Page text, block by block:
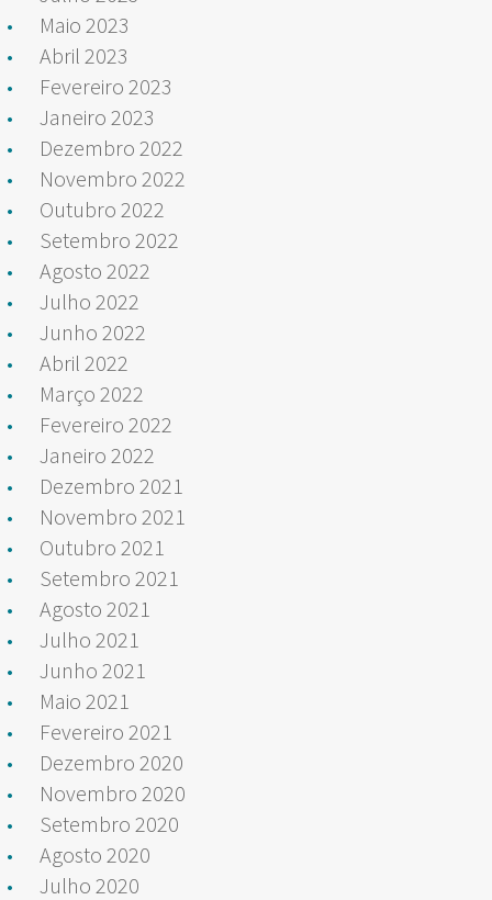
Maio 2023
Abril 2023
Fevereiro 2023
Janeiro 2023
Dezembro 2022
Novembro 2022
Outubro 2022
Setembro 2022
Agosto 2022
Julho 2022
Junho 2022
Abril 2022
Março 2022
Fevereiro 2022
Janeiro 2022
Dezembro 2021
Novembro 2021
Outubro 2021
Setembro 2021
Agosto 2021
Julho 2021
Junho 2021
Maio 2021
Fevereiro 2021
Dezembro 2020
Novembro 2020
Setembro 2020
Agosto 2020
Julho 2020